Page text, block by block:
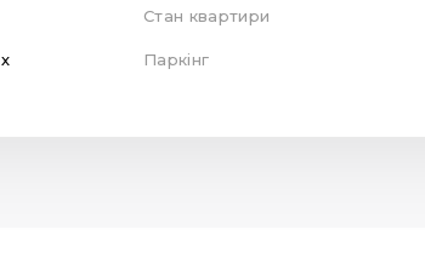
Стан квартири
Паркінг